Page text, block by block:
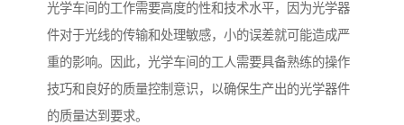
光学车间的工作需要高度的性和技术水平，因为光学器
件对于光线的传输和处理敏感，小的误差就可能造成严
重的影响。因此，光学车间的工人需要具备熟练的操作
技巧和良好的质量控制意识，以确保生产出的光学器件
的质量达到要求。